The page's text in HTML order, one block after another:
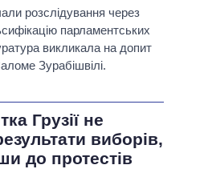
розслідування через
парламентських
викликала на допит
Зурабішвілі.
Грузії не
виборів,
до протестів